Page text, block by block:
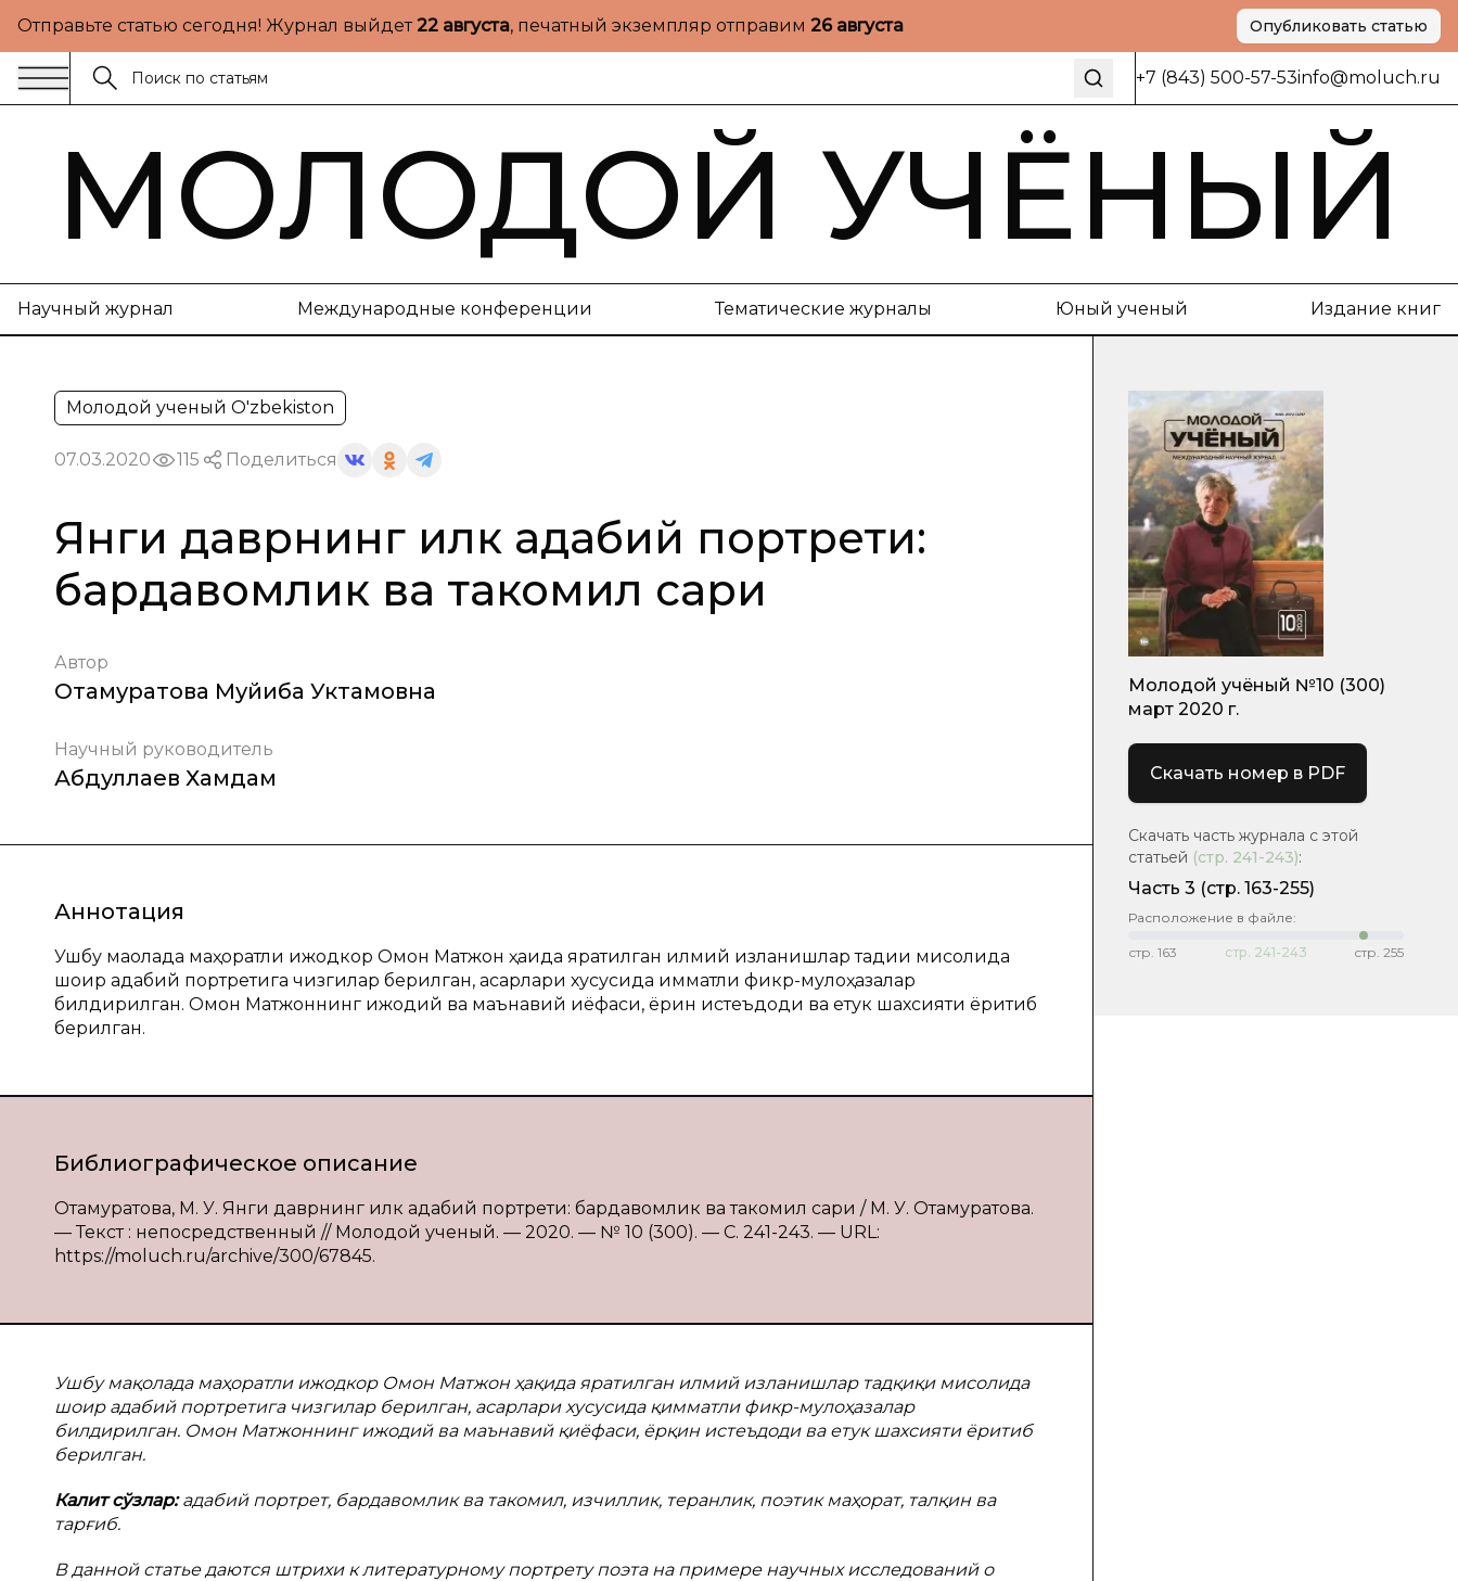
Отправьте статью сегодня! Журнал выйдет22 августа, печатный экземпляр отправим 26 августа Опубликовать статью
+7 (843) 500-57-53info@moluch.ru
МОЛОДОЙ УЧЁНЫЙ
Научный журнал Международные конференции Тематические журналы Юный ученый Издание книг
Молодой ученый O'zbekiston
07.03.2020 115 Поделиться
Янги даврнинг илк адабий портрети:
бардавомлик ва такомил сари
Автор
Отамуратова Муйиба Уктамовна
Научный руководитель
Абдуллаев Хамдам
Аннотация
Ушбу мақолада маҳоратли ижодкор Омон Матжон ҳақида яратилган илмий изланишлар тадқиқи мисолида
шоир адабий портретига чизгилар берилган, асарлари хусусида қимматли фикр-мулоҳазалар
билдирилган. Омон Матжоннинг ижодий ва маънавий қиёфаси, ёрқин истеъдоди ва етук шахсияти ёритиб
берилган.
Библиографическое описание
Отамуратова, М. У. Янги даврнинг илк адабий портрети: бардавомлик ва такомил сари / М. У. Отамуратова.
— Текст : непосредственный // Молодой ученый. — 2020. — № 10 (300). — С. 241-243. — URL:
https://moluch.ru/archive/300/67845.
Ушбу мақолада маҳоратли ижодкор Омон Матжон ҳақида яратилган илмий изланишлар тадқиқи мисолида
шоир адабий портретига чизгилар берилган, асарлари хусусида қимматли фикр-мулоҳазалар
билдирилган. Омон Матжоннинг ижодий ва маънавий қиёфаси, ёрқин истеъдоди ва етук шахсияти ёритиб
берилган.
Калит сўзлар:адабий портрет, бардавомлик ва такомил, изчиллик, теранлик, поэтик маҳорат, талқин ва
тарғиб.
В данной статье даются штрихи к литературному портрету поэта на примере научных исследований о
Молодой учёный №10 (300)
март 2020 г.
Скачать номер в PDF
Скачать часть журнала с этой
статьей (стр. 241-243):
Часть 3 (стр. 163-255)
Расположение в файле:
стр. 163 стр. 241-243 стр. 255